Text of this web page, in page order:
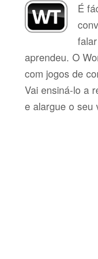
É
aprendeu. O
com jogos de
Vai ensiná-lo a
e alargue o seu